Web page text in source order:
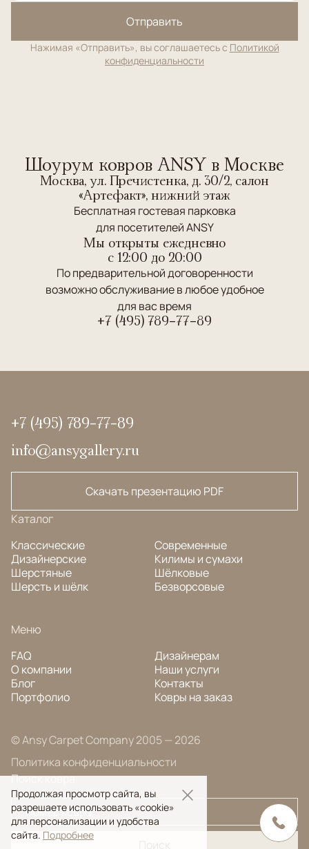
Отправить
Нажимая «Отправить», вы соглашаетесь с Политикой
конфиденциальности
Шоурум ковров ANSY в Москве
Москва, ул. Пречистенка, д. 30/2, салон
«Артефакт», нижний этаж
Бесплатная гостевая парковка
для посетителей ANSY
Мы открыты ежедневно
c 12:00 до 20:00
По предварительной договоренности
возможно обслуживание в любое удобное
для вас время
+7 (495) 789-77-89
+7 (495) 789-77-89
info@ansygallery.ru
Скачать презентацию PDF
Каталог
Классические
Дизайнерские
Шерстяные
Шерсть и шёлк
Современные
Килимы и сумахи
Шёлковые
Безворсовые
Меню
FAQ
О компании
Блог
Портфолио
Дизайнерам
Наши услуги
Контакты
Ковры на заказ
© Ansy Carpet Company 2005 — 2026
Политика конфиденциальности
Поиск ковра
Продолжая просмотр сайта, вы
разрешаете использовать «cookie»
для персонализации и удобства
сайта. Подробнее